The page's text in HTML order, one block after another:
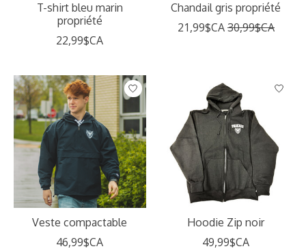
T-shirt bleu marin
propriété
22,99$CA
Chandail gris propriété
21,99$CA30,99$CA
Veste compactable
46,99$CA
Hoodie Zip noir
49,99$CA